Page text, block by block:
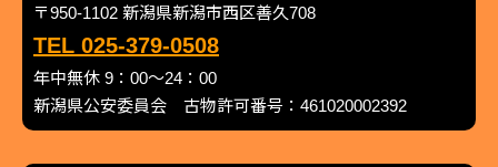
〒950-1102 新潟県新潟市西区善久708
TEL 025-379-0508
年中無休 9：00～24：00
新潟県公安委員会 古物許可番号：461020002392